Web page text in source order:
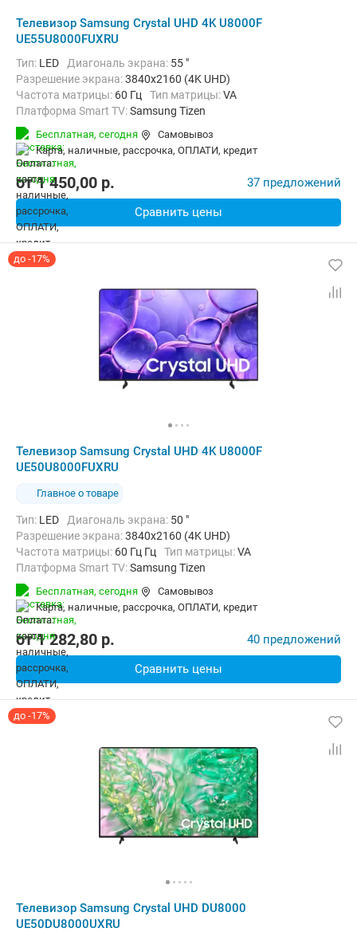
Телевизор Samsung Crystal UHD 4K U8000F
UE55U8000FUXRU
Тип: LED Диагональ экрана: 55 "
Разрешение экрана:3840x2160 (4K UHD)
Частота матрицы: 60 Гц Тип матрицы:VA
Платформа Smart TV:Samsung Tizen
Беспроводные интерфейсы:
Бесплатная, сегодня
Самовывоз
карта, наличные, рассрочка, ОПЛАТИ, кредит
от1 450,00 p. 37 предложений
Сравнить цены
до -17%
Телевизор Samsung Crystal UHD 4K U8000F
UE50U8000FUXRU
Главное о товаре
Тип: LED Диагональ экрана: 50 "
Разрешение экрана:3840x2160 (4K UHD)
Частота матрицы: 60 Гц Гц Тип матрицы:VA
Платформа Smart TV:Samsung Tizen
Беспроводные интерфейсы:
Бесплатная, сегодня
Самовывоз
карта, наличные, рассрочка, ОПЛАТИ, кредит
от1 282,80 p. 40 предложений
Сравнить цены
до -17%
Телевизор Samsung Crystal UHD DU8000
UE50DU8000UXRU